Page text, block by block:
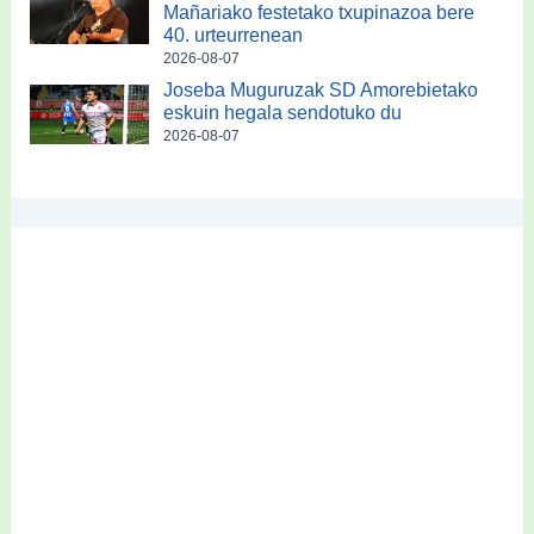
Mañariako festetako txupinazoa bere
40. urteurrenean
2026-08-07
Joseba Muguruzak SD Amorebietako
eskuin hegala sendotuko du
2026-08-07